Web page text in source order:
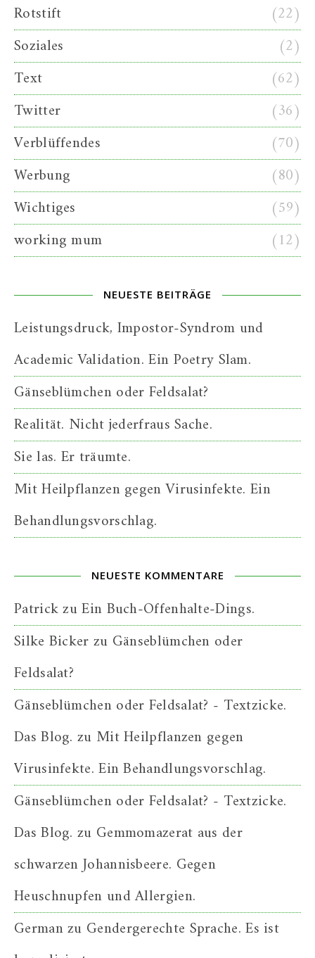
Rotstift
(22)
Soziales
(2)
Text
(62)
Twitter
(36)
Verblüffendes
(70)
Werbung
(80)
Wichtiges
(59)
working mum
(12)
NEUESTE BEITRÄGE
Leistungsdruck, Impostor-Syndrom und
Academic Validation. Ein Poetry Slam.
Gänseblümchen oder Feldsalat?
Realität. Nicht jederfraus Sache.
Sie las. Er träumte.
Mit Heilpflanzen gegen Virusinfekte. Ein
Behandlungsvorschlag.
NEUESTE KOMMENTARE
PatrickzuEin Buch-Offenhalte-Dings.
Silke Bickerzu Gänseblümchen oder
Feldsalat?
Gänseblümchen oder Feldsalat? - Textzicke.
Das Blog. zu Mit Heilpflanzen gegen
Virusinfekte. Ein Behandlungsvorschlag.
Gänseblümchen oder Feldsalat? - Textzicke.
Das Blog. zu Gemmomazerat aus der
schwarzen Johannisbeere. Gegen
Heuschnupfen und Allergien.
Germanzu Gendergerechte Sprache. Es ist